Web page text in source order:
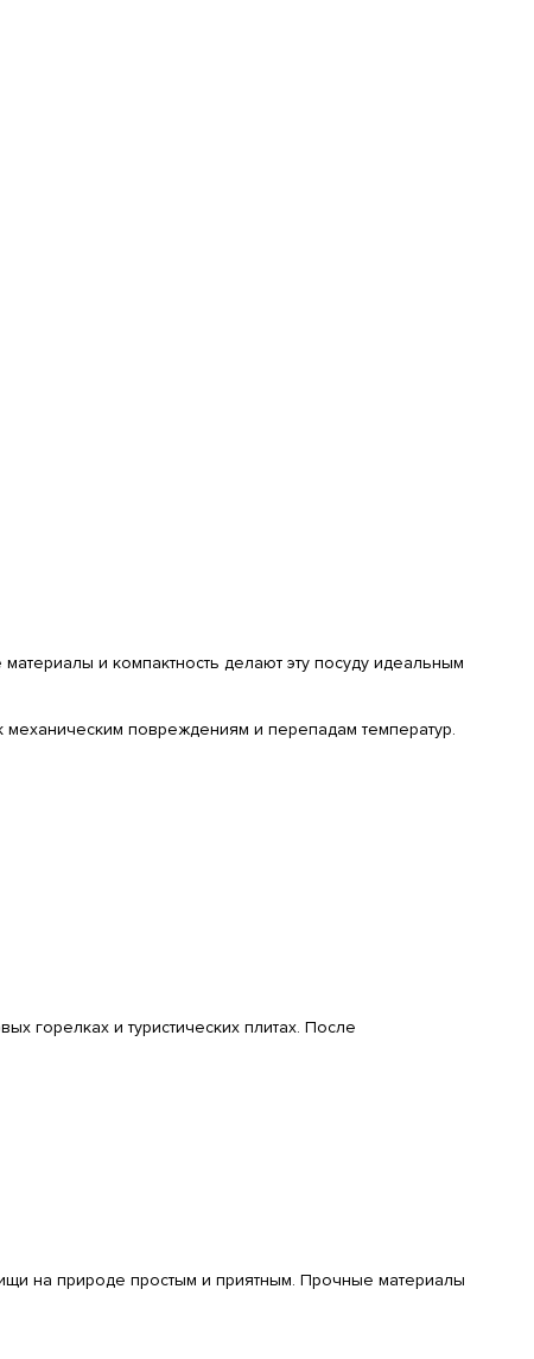
и компактность делают эту посуду идеальным
повреждениям и перепадам температур.
горелках и туристических плитах. После
на природе простым и приятным. Прочные материалы